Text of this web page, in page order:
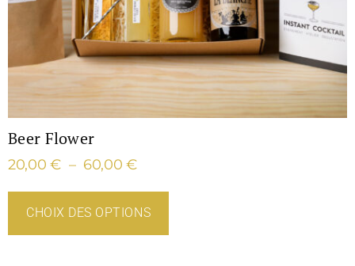
Beer Flower
20,00€ – 60,00€
CHOIX DES OPTIONS